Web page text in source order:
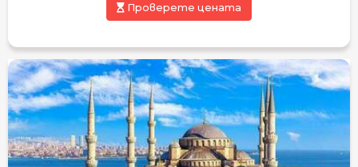
Проверете цената